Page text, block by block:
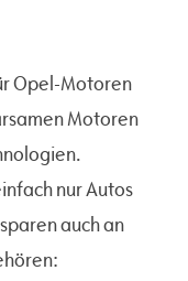
Opel-Motoren
Motoren
nur Autos
auch an